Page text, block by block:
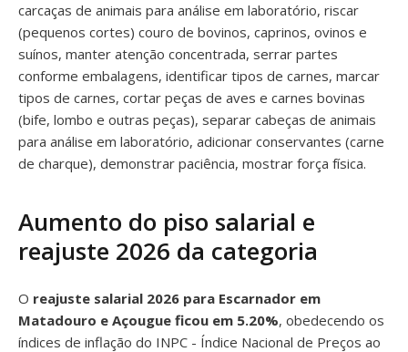
carcaças de animais para análise em laboratório, riscar
(pequenos cortes) couro de bovinos, caprinos, ovinos e
suínos, manter atenção concentrada, serrar partes
conforme embalagens, identificar tipos de carnes, marcar
tipos de carnes, cortar peças de aves e carnes bovinas
(bife, lombo e outras peças), separar cabeças de animais
para análise em laboratório, adicionar conservantes (carne
de charque), demonstrar paciência, mostrar força física.
Aumento do piso salarial e
reajuste 2026 da categoria
O reajuste salarial 2026 para Escarnador em
Matadouro e Açougue ficou em 5.20%, obedecendo os
índices de inflação do INPC - Índice Nacional de Preços ao